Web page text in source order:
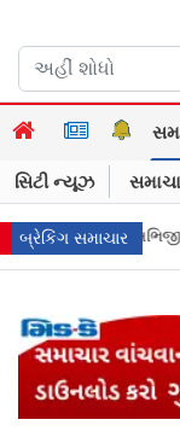
સિટી ન્યૂઝ
બ્રેકિંગ સમાચાર
બહાર શરૂ કરી ભૂખ